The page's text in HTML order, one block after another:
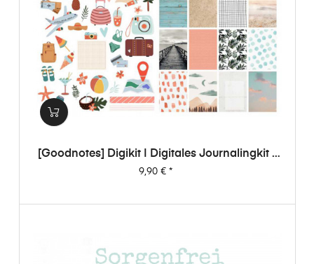
[Goodnotes] Digikit | Digitales Journalingkit -
Sorgenfrei
Preis
9,90 €*